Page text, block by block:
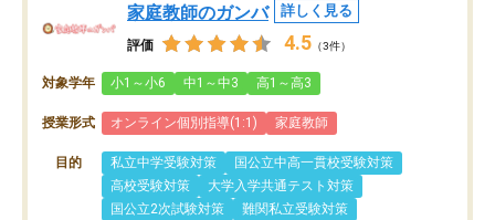
家庭教師のガンバ 詳しく見る
評価 4.5 （3件）
対象学年 小1～小6 中1～中3 高1～高3
授業形式 オンライン個別指導(1:1) 家庭教師
目的 私立中学受験対策
国公立中高一貫校受験対策
高校受験対策
大学入学共通テスト対策
国公立2次試験対策
難関私立受験対策